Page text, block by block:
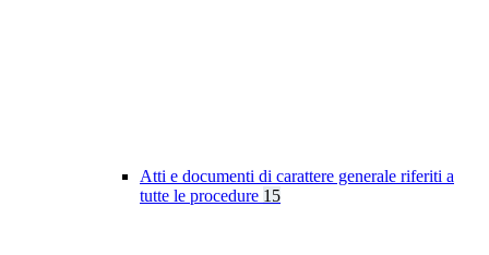
Atti e documenti di carattere generale riferiti a
tutte le procedure 15